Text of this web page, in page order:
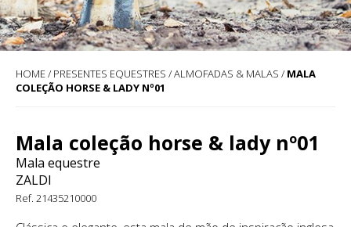
HOME/ PRESENTES EQUESTRES /ALMOFADAS & MALAS / MALA
COLEÇÃO HORSE & LADY Nº01
Mala coleção horse & lady nº01
Mala equestre
ZALDI
Ref. 21435210000